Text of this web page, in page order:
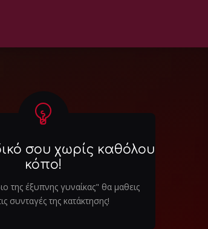
σου χωρίς καθόλου
κόπο!
της έξυπνης γυναίκας" θα μαθεις
συνταγές της κατάκτησης!